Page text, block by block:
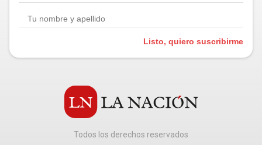
Listo, quiero suscribirme
Todos los derechos reservados